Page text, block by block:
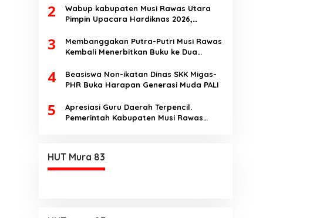
Disinformasi AI dan Hate Speech di SMK
Ikhlas Jawilan
2
Wabup kabupaten Musi Rawas Utara
Pimpin Upacara Hardiknas 2026,
berakhlak
3
Membanggakan Putra-Putri Musi Rawas
Kembali Menerbitkan Buku ke Dua
4
Beasiswa Non-ikatan Dinas SKK Migas-
PHR Buka Harapan Generasi Muda PALI
5
Apresiasi Guru Daerah Terpencil.
Pemerintah Kabupaten Musi Rawas
HUT Mura 83